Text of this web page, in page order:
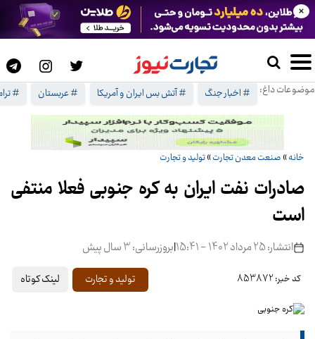
موضوعات داغ: # اخبار جنگ # آتش بس ایران و آمریکا # عربستان #
×
خانه» صنعت معدن تجارت»تولید و تجارت
صادرات نفت ایران به کره جنوبی فعلا منتفی
است
انتشار: 25 مرداد 1402 - 15:41 |بروزرسانی: 3 سال پیش
کد خبر: 853872 تولید و تجارت لینک کوتاه